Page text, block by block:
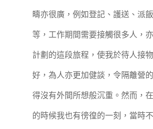
疇亦很廣，例如登記、護送、派
等，工作期間需要接觸很多人，
計劃的這段旅程，使我於待人接
好，為人亦更加健談，令隔離營
得沒有外間所想般沉重。然而，
的時候我也有徬徨的一刻，當時